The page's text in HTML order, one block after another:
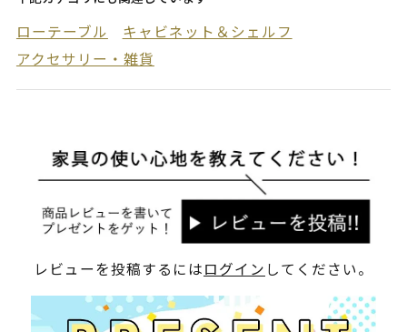
ローテーブル
キャビネット＆シェルフ
アクセサリー・雑貨
レビューを投稿するにはログイン してください。